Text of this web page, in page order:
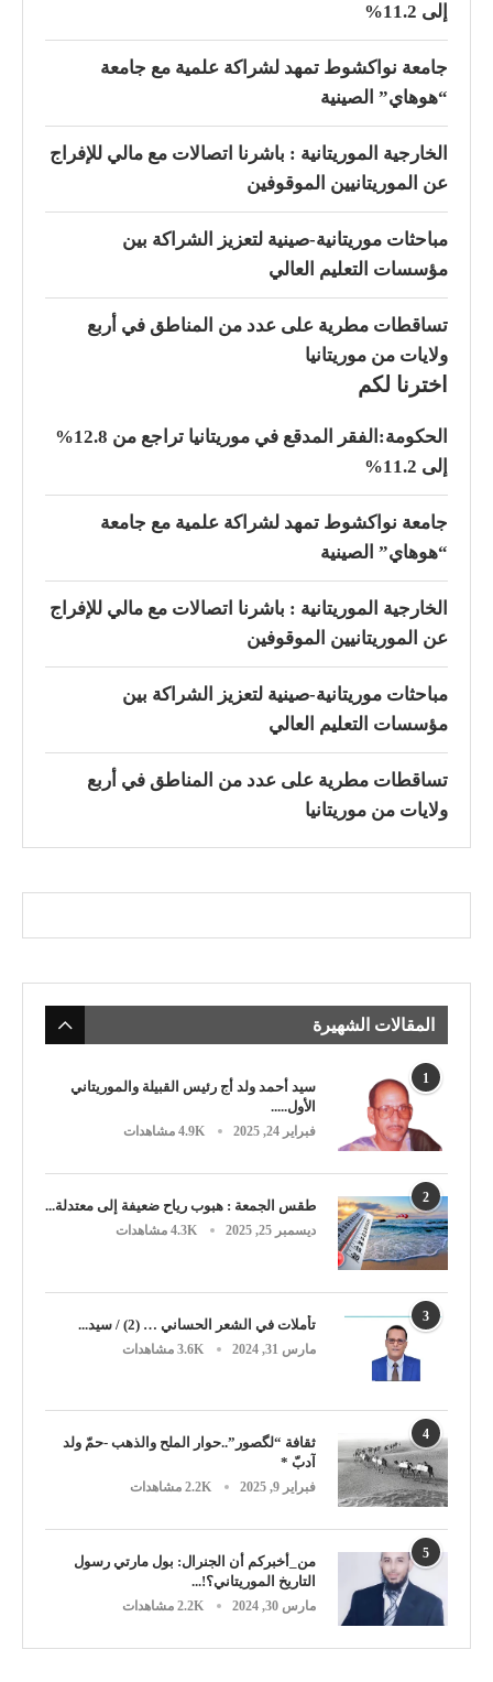
إلى 11.2%
جامعة نواكشوط تمهد لشراكة علمية مع جامعة
“هوهاي” الصينية
الخارجية الموريتانية : باشرنا اتصالات مع مالي للإفراج
عن الموريتانيين الموقوفين
مباحثات موريتانية-صينية لتعزيز الشراكة بين
مؤسسات التعليم العالي
تساقطات مطرية على عدد من المناطق في أربع
ولايات من موريتانيا
اخترنا لكم
الحكومة:الفقر المدقع في موريتانيا تراجع من 12.8%
إلى 11.2%
جامعة نواكشوط تمهد لشراكة علمية مع جامعة
“هوهاي” الصينية
الخارجية الموريتانية : باشرنا اتصالات مع مالي للإفراج
عن الموريتانيين الموقوفين
مباحثات موريتانية-صينية لتعزيز الشراكة بين
مؤسسات التعليم العالي
تساقطات مطرية على عدد من المناطق في أربع
ولايات من موريتانيا
المقالات الشهيرة
1
سيد أحمد ولد أج رئيس القبيلة والموريتاني
الأول.....
فبراير 24, 2025 4.9K مشاهدات
2 طقس الجمعة : هبوب رياح ضعيفة إلى معتدلة...
ديسمبر 25, 2025 4.3K مشاهدات
3 تأملات في الشعر الحساني … (2) / سيد...
مارس 31, 2024 3.6K مشاهدات
4
ثقافة “لگصور”..حوار الملح والذهب -حمّ ولد
آدبّ *
فبراير 9, 2025 2.2K مشاهدات
5
من_أخبركم أن الجنرال: بول مارتي رسول
التاريخ الموريتاني؟!...
مارس 30, 2024 2.2K مشاهدات